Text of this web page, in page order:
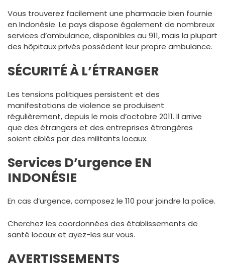
Vous trouverez facilement une pharmacie bien fournie
en Indonésie. Le pays dispose également de nombreux
services d’ambulance, disponibles au 911, mais la plupart
des hôpitaux privés possèdent leur propre ambulance.
SÉCURITÉ À L’ÉTRANGER
Les tensions politiques persistent et des
manifestations de violence se produisent
régulièrement, depuis le mois d’octobre 2011. Il arrive
que des étrangers et des entreprises étrangères
soient ciblés par des militants locaux.
Services D’urgence EN
INDONÉSIE
En cas d’urgence, composez le 110 pour joindre la police.
Cherchez les coordonnées des établissements de
santé locaux et ayez-les sur vous.
AVERTISSEMENTS